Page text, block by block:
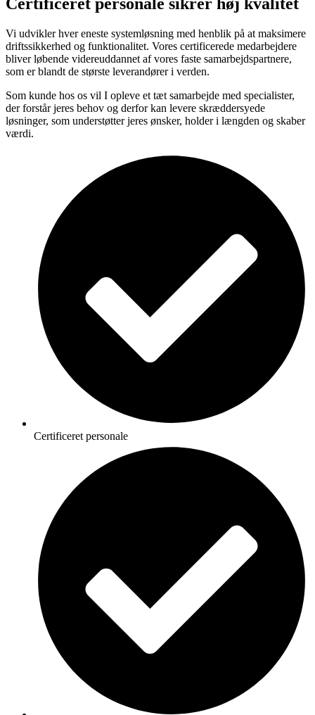
Vi udvikler hver eneste systemløsning med henblik på at maksimere
driftssikkerhed og funktionalitet. Vores certificerede medarbejdere
bliver løbende videreuddannet af vores faste samarbejdspartnere,
som er blandt de største leverandører i verden.
Som kunde hos os vil I opleve et tæt samarbejde med specialister,
der forstår jeres behov og derfor kan levere skræddersyede
løsninger, som understøtter jeres ønsker, holder i længden og skaber
værdi.
Certificeret personale